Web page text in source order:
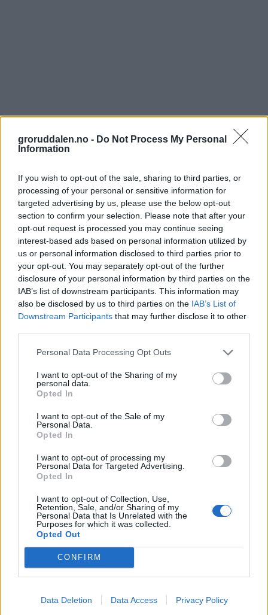
groruddalen.no - Do Not Process My Personal
Information
If you wish to opt-out of the sale, sharing to third parties, or
processing of your personal or sensitive information for
targeted advertising by us, please use the below opt-out
section to confirm your selection. Please note that after your
opt-out request is processed you may continue seeing
interest-based ads based on personal information utilized by
us or personal information disclosed to third parties prior to
your opt-out. You may separately opt-out of the further
disclosure of your personal information by third parties on the
IAB’s list of downstream participants. This information may
also be disclosed by us to third parties on the IAB’s List of
Downstream Participants that may further disclose it to other
Personal Data Processing Opt Outs
I want to opt-out of the Sharing of my
personal data.
Opted In
I want to opt-out of the Sale of my
Personal Data.
Opted In
I want to opt-out of processing my
Personal Data for Targeted Advertising.
Opted In
I want to opt-out of Collection, Use,
Retention, Sale, and/or Sharing of my
Personal Data that Is Unrelated with the
Purposes for which it was collected.
Opted Out
CONFIRM
Data Deletion Data Access Privacy Policy